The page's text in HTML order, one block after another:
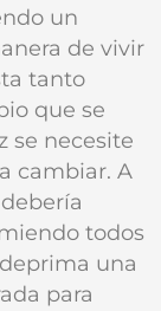
un
de vivir
tanto
que se
se necesite
cambiar. A
todos
una
para